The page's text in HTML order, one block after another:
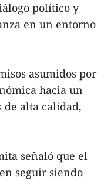
político y
en un entorno
asumidos por
hacia un
de alta calidad,
señaló que el
seguir siendo